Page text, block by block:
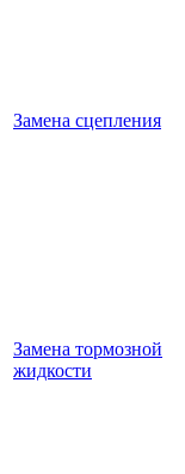
Замена сцепления
Замена тормозной
жидкости